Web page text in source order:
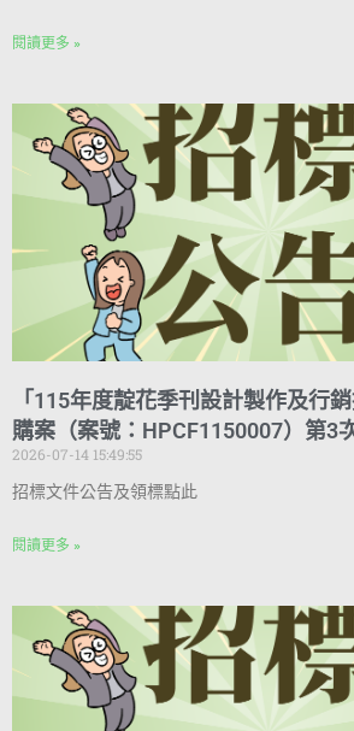
閱讀更多 »
「115年度靛花季刊設計製作及行
購案（案號：HPCF1150007）第3
2026-07-14 15:49:55
招標文件公告及領標點此
閱讀更多 »